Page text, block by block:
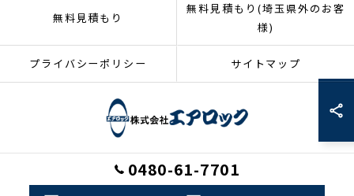
0480-61-7701
無料見積もり
無料見積もり(埼玉県外のお客
様)
プライバシーポリシー サイトマップ
© 2026 埼玉県加須市のリフォームなら株式会社エアロック ALL RIGHTS
RESERVED.